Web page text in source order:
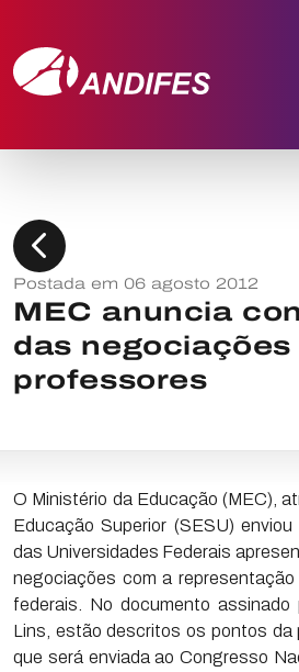
chevron_left
Postada em 06 agosto 2012
MEC anuncia
das negociações
professores
O Ministério da Educação (MEC),
Educação Superior (SESU)
das Universidades Federais
negociações com a
federais. No documento assinado
Lins, estão descritos os pontos da
que será enviada ao Congresso